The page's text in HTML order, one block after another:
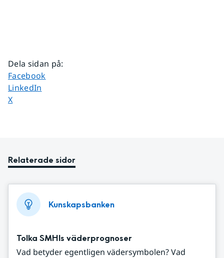
Dela sidan på:
Dela sidan på
Facebook
Dela sidan på
LinkedIn
Dela sidan på
X
Relaterade sidor
Kunskapsbanken
Tolka SMHIs väderprognoser
Vad betyder egentligen vädersymbolen? Vad